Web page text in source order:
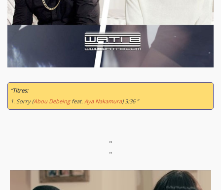
“Titres:
1. Sorry (Abou Debeingfeat. Aya Nakamura) 3:36 ”
"
"